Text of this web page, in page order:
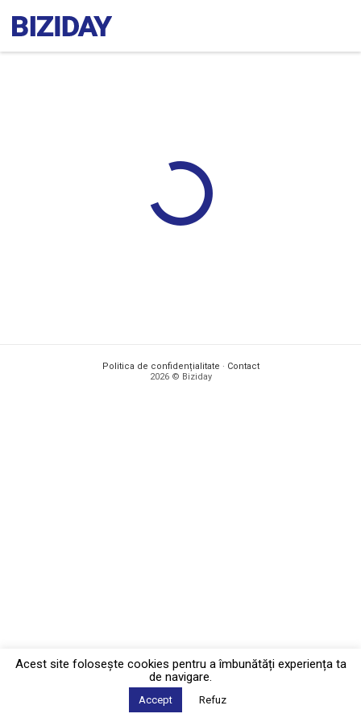
Politica de confidențialitate · Contact
2026 © Biziday
Acest site foloseşte cookies pentru a îmbunătăți experiența ta
de navigare.
Accept Refuz